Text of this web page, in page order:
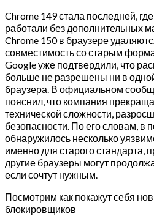
Chrome 149 стала последней,
работали без дополнительных
Chrome 150 в браузере
совместимость со старым
Google уже подтвердили, что
больше не разрешены ни в
браузера. В официальном
пояснил, что компания
технической сложности,
безопасности. По его словам, в
обнаружилось несколько
именно для старого стандарта,
другие браузеры могут
если сочтут нужным.
Посмотрим как покажут себя
блокировщиков